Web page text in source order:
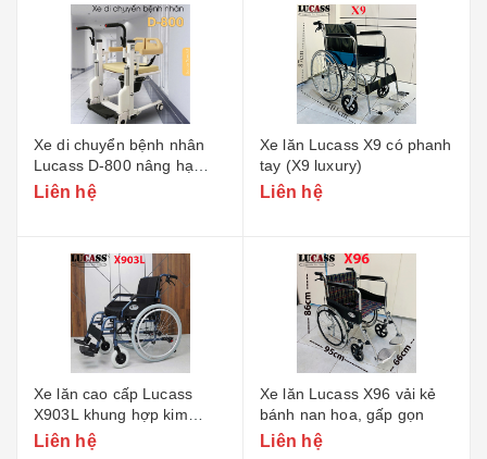
Xe di chuyển bệnh nhân
Lucass D-800 nâng hạ
điện
Liên hệ
Xe lăn Lucass X9 có phanh
tay (X9 luxury)
Liên hệ
Xe lăn cao cấp Lucass
X903L khung hợp kim
nhôm
Liên hệ
Xe lăn Lucass X96 vải kẻ
bánh nan hoa, gấp gọn
Liên hệ